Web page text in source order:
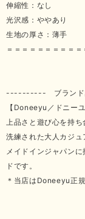
伸縮性：なし
光沢感：ややあり
生地の厚さ：薄手
＝＝＝＝＝＝＝＝＝
---------- ブラン
【Doneeyu／ドニーユ
上品さと遊び心を持
洗練された大人カジュ
メイドインジャパン
ドです。
＊当店はDoneeyu正規